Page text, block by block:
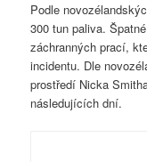
Podle
300 tun paliva.
záchranných prací,
incidentu. Dle
prostředí Nicka
následujících dní.